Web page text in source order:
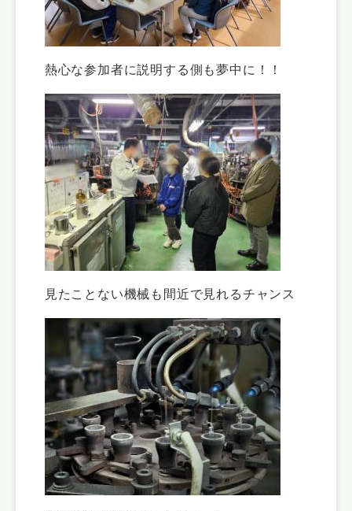
熱心な参加者に説明する側も夢中に！！
見たことない機械も間近で見れるチャンス